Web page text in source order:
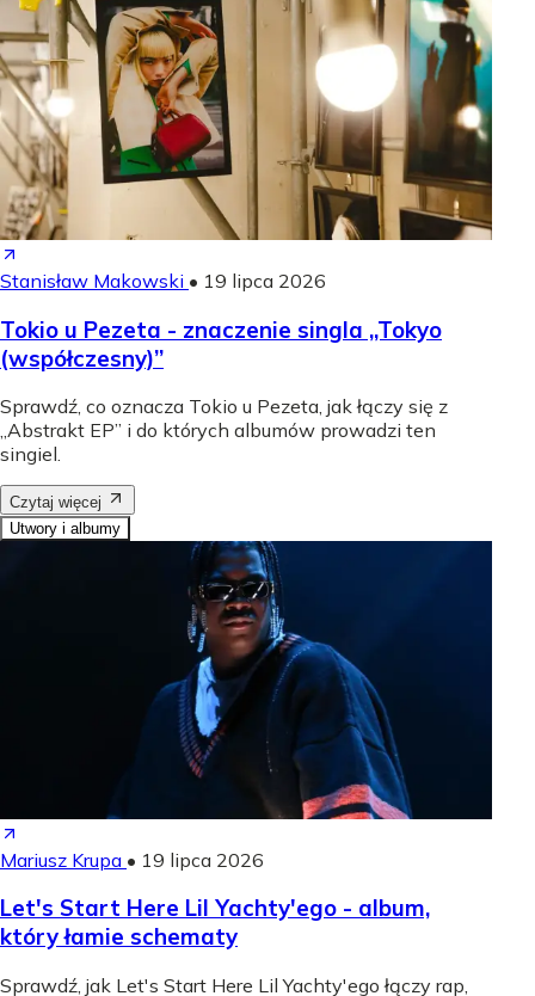
Stanisław Makowski • 19 lipca 2026
Tokio u Pezeta - znaczenie singla „Tokyo
(współczesny)”
Sprawdź, co oznacza Tokio u Pezeta, jak łączy się z
„Abstrakt EP” i do których albumów prowadzi ten
singiel.
Czytaj więcej
Utwory i albumy
Mariusz Krupa • 19 lipca 2026
Let's Start Here Lil Yachty'ego - album,
który łamie schematy
Sprawdź, jak Let's Start Here Lil Yachty'ego łączy rap,